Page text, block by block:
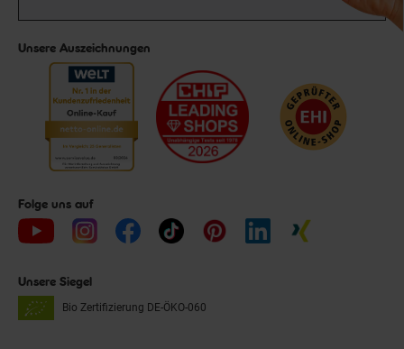
Unsere Auszeichnungen
Folge uns auf
Unsere Siegel
Bio Zertifizierung DE-ÖKO-060